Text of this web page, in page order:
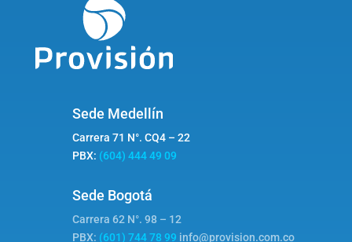
Sede Medellín
Carrera 71 N°. CQ4 – 22
PBX: (604) 444 49 09
Sede Bogotá
Carrera 62 N°. 98 – 12
PBX: (601) 744 78 99 info@provision.com.co